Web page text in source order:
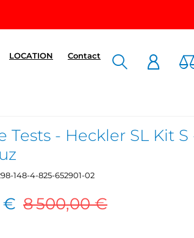
LOCATION
Contact
Tests - Heckler SL Kit S
148-4-825-652901-02
€ 8 500,00 €